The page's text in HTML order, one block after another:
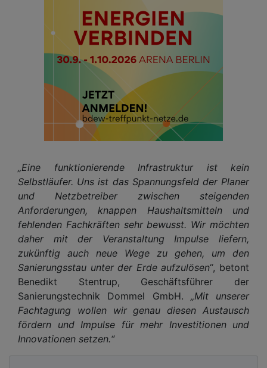
„Eine funktionierende Infrastruktur ist kein
Selbstläufer. Uns ist das Spannungsfeld der Planer
und Netzbetreiber zwischen steigenden
Anforderungen, knappen Haushaltsmitteln und
fehlenden Fachkräften sehr bewusst. Wir möchten
daher mit der Veranstaltung Impulse liefern,
zukünftig auch neue Wege zu gehen, um den
Sanierungsstau unter der Erde aufzulösen“, betont
Benedikt Stentrup, Geschäftsführer der
Sanierungstechnik Dommel GmbH. „Mit unserer
Fachtagung wollen wir genau diesen Austausch
fördern und Impulse für mehr Investitionen und
Innovationen setzen.“